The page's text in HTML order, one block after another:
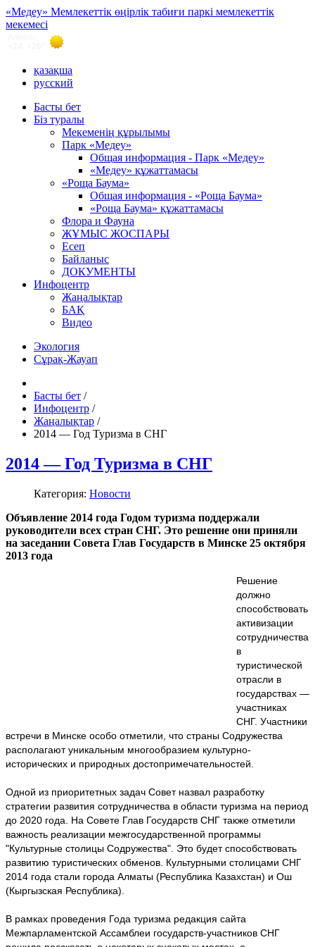
«Медеу» Мемлекеттік өңірлік табиғи паркі мемлекеттік
мекемесі
қазақша
русский
Басты бет
Біз туралы
Мекеменің құрылымы
Парк «Медеу»
Общая информация - Парк «Медеу»
«Медеу» құжаттамасы
«Роща Баума»
Общая информация - «Роща Баума»
«Роща Баума» құжаттамасы
Флора и Фауна
ЖҰМЫС ЖОСПАРЫ
Есеп
Байланыс
ДОКУМЕНТЫ
Инфоцентр
Жаңалықтар
БАҚ
Видео
Экология
Сұрақ-Жауап
Басты бет /
Инфоцентр /
Жаңалықтар /
2014 — Год Туризма в СНГ
2014 — Год Туризма в СНГ
Категория: Новости
Объявление 2014 года Годом туризма поддержали
руководители всех стран СНГ. Это решение они приняли
на заседании Совета Глав Государств в Минске 25 октября
2013 года
Решение
должно
способствовать
активизации
сотрудничества
в
туристической
отрасли в
государствах —
участниках
СНГ. Участники
встречи в Минске особо отметили, что страны Содружества
располагают уникальным многообразием культурно-
исторических и природных достопримечательностей.
Одной из приоритетных задач Совет назвал разработку
стратегии развития сотрудничества в области туризма на период
до 2020 года. На Совете Глав Государств СНГ также отметили
важность реализации межгосударственной программы
"Культурные столицы Содружества". Это будет способствовать
развитию туристических обменов. Культурными столицами СНГ
2014 года стали города Алматы (Республика Казахстан) и Ош
(Кыргызская Республика).
В рамках проведения Года туризма редакция сайта
Межпарламентской Ассамблеи государств-участников СНГ